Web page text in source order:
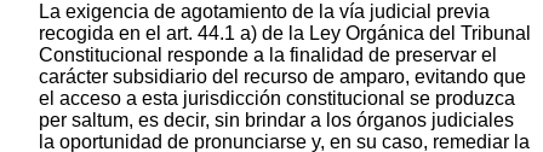
La exigencia de agotamiento de la vía judicial previa
recogida en el art. 44.1 a) de la Ley Orgánica del Tribunal
Constitucional responde a la finalidad de preservar el
carácter subsidiario del recurso de amparo, evitando que
el acceso a esta jurisdicción constitucional se produzca
per saltum, es decir, sin brindar a los órganos judiciales
la oportunidad de pronunciarse y, en su caso, remediar la